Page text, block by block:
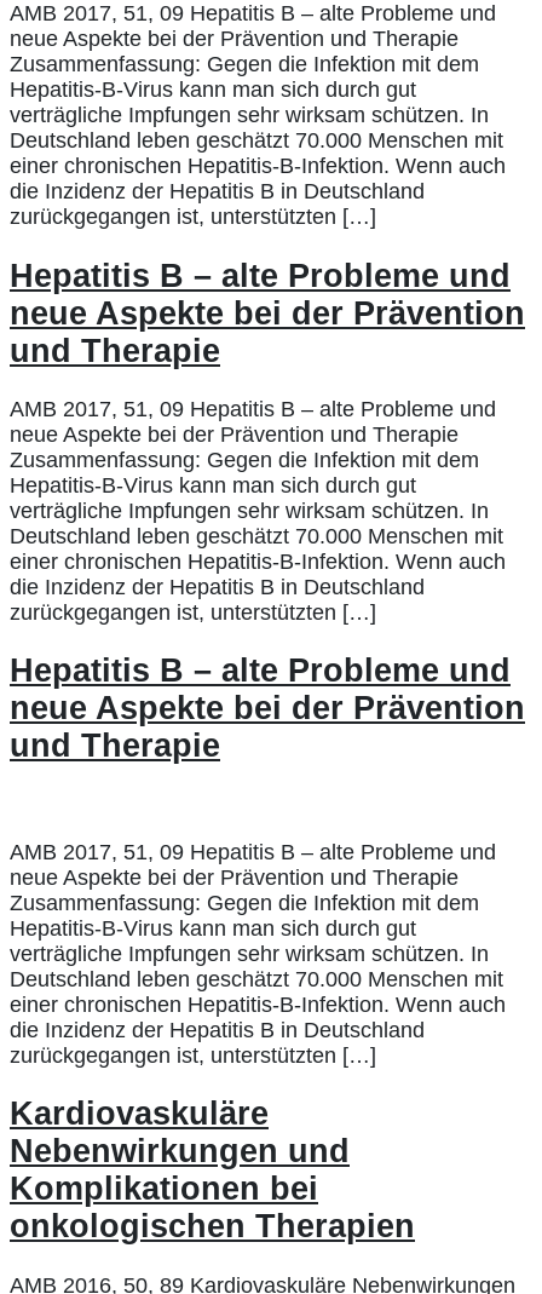
AMB 2017, 51, 09 Hepatitis B – alte Probleme und
neue Aspekte bei der Prävention und Therapie
Zusammenfassung: Gegen die Infektion mit dem
Hepatitis-B-Virus kann man sich durch gut
verträgliche Impfungen sehr wirksam schützen. In
Deutschland leben geschätzt 70.000 Menschen mit
einer chronischen Hepatitis-B-Infektion. Wenn auch
die Inzidenz der Hepatitis B in Deutschland
zurückgegangen ist, unterstützten […]
Hepatitis B – alte Probleme und
neue Aspekte bei der Prävention
und Therapie
AMB 2017, 51, 09 Hepatitis B – alte Probleme und
neue Aspekte bei der Prävention und Therapie
Zusammenfassung: Gegen die Infektion mit dem
Hepatitis-B-Virus kann man sich durch gut
verträgliche Impfungen sehr wirksam schützen. In
Deutschland leben geschätzt 70.000 Menschen mit
einer chronischen Hepatitis-B-Infektion. Wenn auch
die Inzidenz der Hepatitis B in Deutschland
zurückgegangen ist, unterstützten […]
Hepatitis B – alte Probleme und
neue Aspekte bei der Prävention
und Therapie
AMB 2017, 51, 09 Hepatitis B – alte Probleme und
neue Aspekte bei der Prävention und Therapie
Zusammenfassung: Gegen die Infektion mit dem
Hepatitis-B-Virus kann man sich durch gut
verträgliche Impfungen sehr wirksam schützen. In
Deutschland leben geschätzt 70.000 Menschen mit
einer chronischen Hepatitis-B-Infektion. Wenn auch
die Inzidenz der Hepatitis B in Deutschland
zurückgegangen ist, unterstützten […]
Kardiovaskuläre
Nebenwirkungen und
Komplikationen bei
onkologischen Therapien
AMB 2016, 50, 89 Kardiovaskuläre Nebenwirkungen